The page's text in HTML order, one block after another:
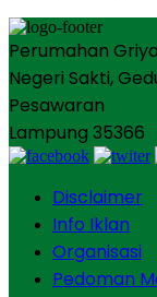
Perumahan
Negeri Sakti,
Pesawaran
Lampung 35366
Disclaimer
Info Iklan
Organisasi
Pedoman